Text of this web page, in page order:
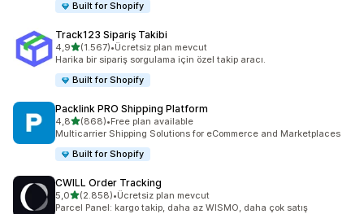
Built for Shopify
Track123 Sipariş Takibi
4,95 yıldız üzerinden
(1.567)
toplam 1567 değerlendirme
•Ücretsiz plan mevcut
Harika bir sipariş sorgulama için özel takip aracı.
Built for Shopify
Packlink PRO Shipping Platform
4,85 yıldız üzerinden
(868)
toplam 868 değerlendirme
•Free plan available
Multicarrier Shipping Solutions for eCommerce and Marketplaces
Built for Shopify
CWILL Order Tracking
5,05 yıldız üzerinden
(2.858)
toplam 2858 değerlendirme
•Ücretsiz plan mevcut
Parcel Panel: kargo takip, daha az WISMO, daha çok satış